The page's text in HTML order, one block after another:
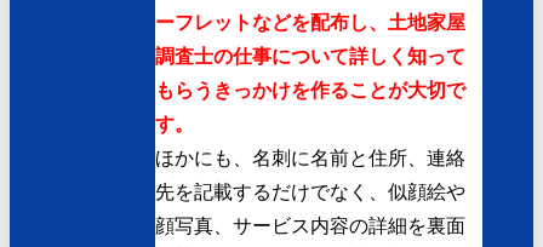
ーフレットなどを配布し、土地家屋
調査士の仕事について詳しく知って
もらうきっかけを作ることが大切で
す。
ほかにも、名刺に名前と住所、連絡
先を記載するだけでなく、似顔絵や
顔写真、サービス内容の詳細を裏面